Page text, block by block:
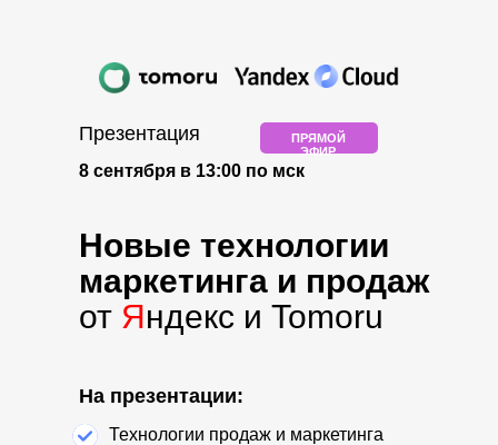
ПРЯМОЙ
ЭФИР
Новые технологии
маркетинга и продаж
от Яндекс и Tomoru
Технологии продаж и маркетинга
Презентация
8 сентября в 13:00 по мск
На презентации: